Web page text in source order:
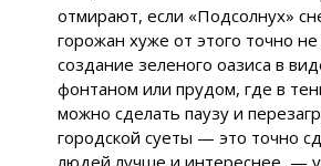
отмирают, если «Подсолнух»
горожан хуже от этого точно не
создание зеленого оазиса в
фонтаном или прудом, где в
можно сделать паузу и
городской суеты — это точно